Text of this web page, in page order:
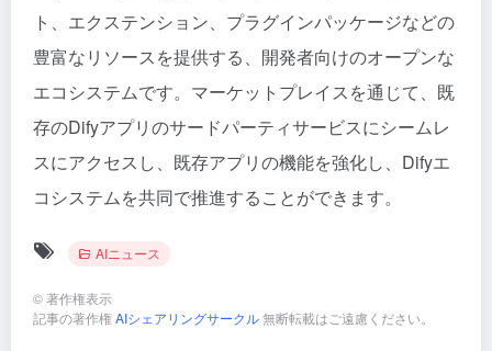
ト、エクステンション、プラグインパッケージなどの
豊富なリソースを提供する、開発者向けのオープンな
エコシステムです。マーケットプレイスを通じて、既
存のDifyアプリのサードパーティサービスにシームレ
スにアクセスし、既存アプリの機能を強化し、Difyエ
コシステムを共同で推進することができます。
AIニュース
©著作権表示
記事の著作権AIシェアリングサークル無断転載はご遠慮ください。